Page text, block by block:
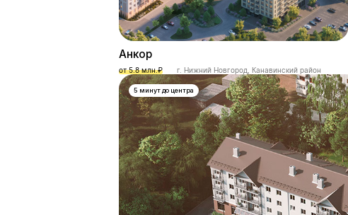
Анкор
от 5.8 млн.₽ г. Нижний Новгород, Канавинский район
5 минут до центра